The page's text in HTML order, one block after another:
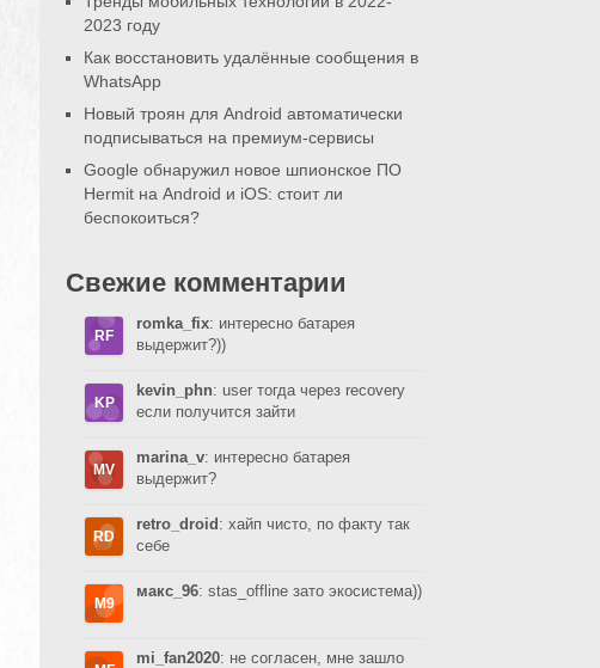
2023 году
Как восстановить удалённые сообщения в
WhatsApp
Новый троян для Android автоматически
подписываться на премиум-сервисы
Google обнаружил новое шпионское ПО
Hermit на Android и iOS: стоит ли
беспокоиться?
Свежие комментарии
romka_fix: интересно батарея
выдержит?))
kevin_phn: user тогда через recovery
если получится зайти
marina_v: интересно батарея
выдержит?
retro_droid : хайп чисто, по факту так
себе
макс_96: stas_offline зато экосистема))
mi_fan2020: не согласен, мне зашло